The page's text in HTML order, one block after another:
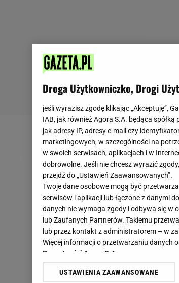
Droga Użytkowniczko, Drogi
jeśli wyrazisz zgodę klikając „Akceptuję”,
IAB, jak również Agora S.A. będąca
jak adresy IP, adresy e-mail czy
marketingowych, w szczególności na
w swoich serwisach, aplikacjach i w
dobrowolne. Jeśli nie chcesz wyrazić
przejdź do „Ustawień Zaawansowanych”.
Twoje dane osobowe mogą być
serwisów i aplikacji lub łączone z danymi
danych nie wymaga zgody i odbywa się w
lub Zaufanych Partnerów. Takiemu
lub przez kontakt z administratorem – w
Więcej informacji o przetwarzaniu danych
Prywatności Agora S.A.
Klikając „Akceptuję” wyrażasz też zgodę
USTAWIENIA ZAAWANSOWANE